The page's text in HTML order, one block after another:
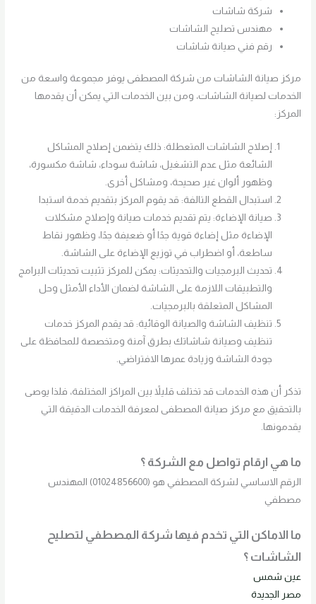
شركة شاشات
مهندس تصليح الشاشات
رقم فني صيانة شاشات
مركز صيانة الشاشات من شركة المصطفى يوفر مجموعة واسعة من
الخدمات لصيانة الشاشات، ومن بين الخدمات التي يمكن أن يقدمها
المركز:
إصلاح الشاشات المتعطلة: ذلك يتضمن إصلاح المشاكل
الشائعة مثل عدم التشغيل، شاشة سوداء، شاشة مكسورة،
وظهور ألوان غير صحيحة، ومشاكل أخرى.
استبدال القطع التالفة: قد يقوم المركز بتقديم خدمة استبدا
صيانة الإضاءة: يتم تقديم خدمات صيانة وإصلاح مشكلات
الإضاءة مثل إضاءة قوية جدًا أو ضعيفة جدًا، وظهور نقاط
ساطعة، أو اضطراب في توزيع الإضاءة على الشاشة.
تحديث البرمجيات والتحديثات: يمكن للمركز تثبيت تحديثات البرامج
والتطبيقات اللازمة على الشاشة لضمان الأداء الأمثل وحل
المشاكل المتعلقة بالبرمجيات.
تنظيف الشاشة والصيانة الوقائية: قد يقدم المركز خدمات
تنظيف وصيانة شاشاتك بطرق آمنة ومتخصصة للمحافظة على
جودة الشاشة وزيادة عمرها الافتراضي.
تذكر أن هذه الخدمات قد تختلف قليلاً بين المراكز المختلفة، فلذا يوصى
بالتحقيق مع مركز صيانة المصطفى لمعرفة الخدمات الدقيقة التي
يقدمونها.
ما هي ارقام تواصل مع الشركة ؟
الرقم الاساسي لشركة المصطفي هو (01024856600) المهندس
مصطفي
ما الاماكن التي تخدم فيها شركة المصطفي لتصليح
الشاشات ؟
عين شمس
مصر الجديدة